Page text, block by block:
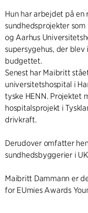
Hun har arbejdet på
sundhedsprojekter
og Aarhus
supersygehus, der
budgettet.
Senest har Maibritt
universitetshospital i
tyske HENN. Projektet
hospitalsprojekt i
drivkraft.
Derudover omfatter
sundhedsbyggerier i
Maibritt Dammann er
for EUmies Awards